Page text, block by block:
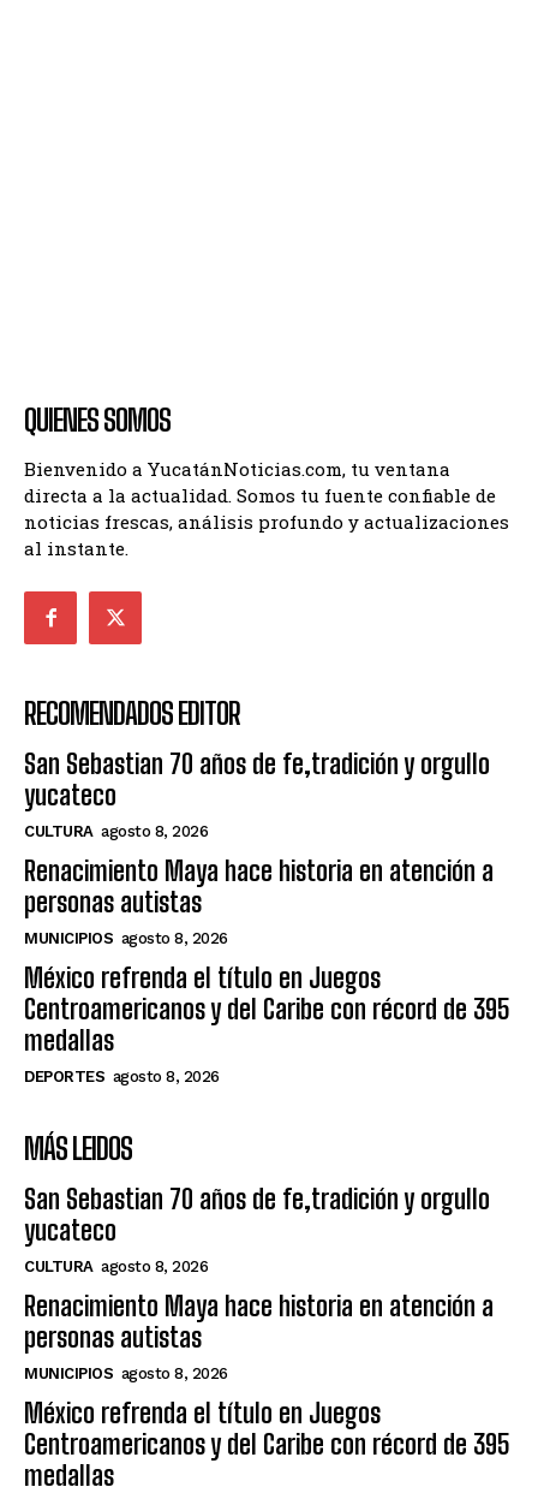
QUIENES SOMOS
Bienvenido a YucatánNoticias.com, tu ventana
directa a la actualidad. Somos tu fuente confiable de
noticias frescas, análisis profundo y actualizaciones
al instante.
RECOMENDADOS EDITOR
San Sebastian 70 años de fe,tradición y orgullo
yucateco
CULTURA agosto 8, 2026
Renacimiento Maya hace historia en atención a
personas autistas
MUNICIPIOS agosto 8, 2026
México refrenda el título en Juegos
Centroamericanos y del Caribe con récord de 395
medallas
DEPORTES agosto 8, 2026
MÁS LEIDOS
San Sebastian 70 años de fe,tradición y orgullo
yucateco
CULTURA agosto 8, 2026
Renacimiento Maya hace historia en atención a
personas autistas
MUNICIPIOS agosto 8, 2026
México refrenda el título en Juegos
Centroamericanos y del Caribe con récord de 395
medallas